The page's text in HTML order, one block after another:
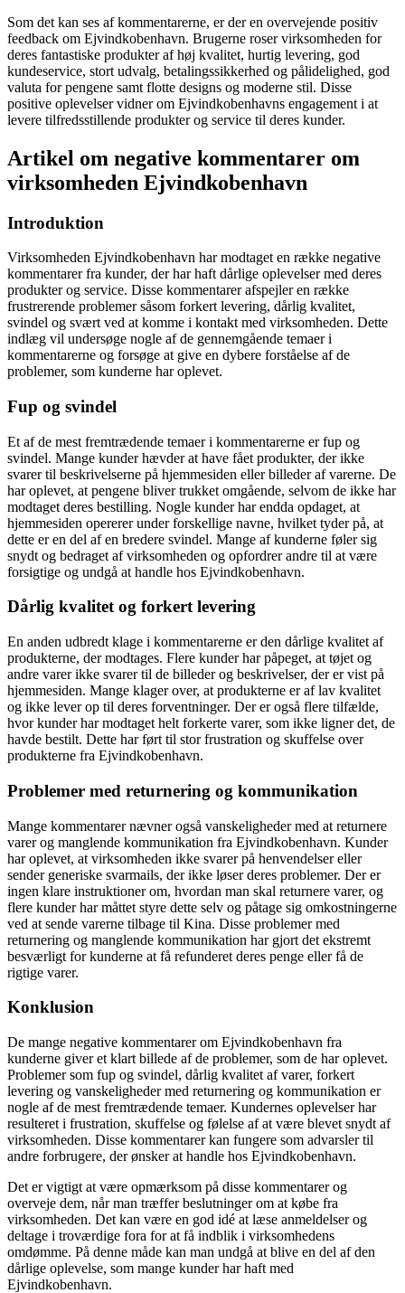
Som det kan ses af kommentarerne, er der en overvejende positiv
feedback om Ejvindkobenhavn. Brugerne roser virksomheden for
deres fantastiske produkter af høj kvalitet, hurtig levering, god
kundeservice, stort udvalg, betalingssikkerhed og pålidelighed, god
valuta for pengene samt flotte designs og moderne stil. Disse
positive oplevelser vidner om Ejvindkobenhavns engagement i at
levere tilfredsstillende produkter og service til deres kunder.
Artikel om negative kommentarer om
virksomheden Ejvindkobenhavn
Introduktion
Virksomheden Ejvindkobenhavn har modtaget en række negative
kommentarer fra kunder, der har haft dårlige oplevelser med deres
produkter og service. Disse kommentarer afspejler en række
frustrerende problemer såsom forkert levering, dårlig kvalitet,
svindel og svært ved at komme i kontakt med virksomheden. Dette
indlæg vil undersøge nogle af de gennemgående temaer i
kommentarerne og forsøge at give en dybere forståelse af de
problemer, som kunderne har oplevet.
Fup og svindel
Et af de mest fremtrædende temaer i kommentarerne er fup og
svindel. Mange kunder hævder at have fået produkter, der ikke
svarer til beskrivelserne på hjemmesiden eller billeder af varerne. De
har oplevet, at pengene bliver trukket omgående, selvom de ikke har
modtaget deres bestilling. Nogle kunder har endda opdaget, at
hjemmesiden opererer under forskellige navne, hvilket tyder på, at
dette er en del af en bredere svindel. Mange af kunderne føler sig
snydt og bedraget af virksomheden og opfordrer andre til at være
forsigtige og undgå at handle hos Ejvindkobenhavn.
Dårlig kvalitet og forkert levering
En anden udbredt klage i kommentarerne er den dårlige kvalitet af
produkterne, der modtages. Flere kunder har påpeget, at tøjet og
andre varer ikke svarer til de billeder og beskrivelser, der er vist på
hjemmesiden. Mange klager over, at produkterne er af lav kvalitet
og ikke lever op til deres forventninger. Der er også flere tilfælde,
hvor kunder har modtaget helt forkerte varer, som ikke ligner det, de
havde bestilt. Dette har ført til stor frustration og skuffelse over
produkterne fra Ejvindkobenhavn.
Problemer med returnering og kommunikation
Mange kommentarer nævner også vanskeligheder med at returnere
varer og manglende kommunikation fra Ejvindkobenhavn. Kunder
har oplevet, at virksomheden ikke svarer på henvendelser eller
sender generiske svarmails, der ikke løser deres problemer. Der er
ingen klare instruktioner om, hvordan man skal returnere varer, og
flere kunder har måttet styre dette selv og påtage sig omkostningerne
ved at sende varerne tilbage til Kina. Disse problemer med
returnering og manglende kommunikation har gjort det ekstremt
besværligt for kunderne at få refunderet deres penge eller få de
rigtige varer.
Konklusion
De mange negative kommentarer om Ejvindkobenhavn fra
kunderne giver et klart billede af de problemer, som de har oplevet.
Problemer som fup og svindel, dårlig kvalitet af varer, forkert
levering og vanskeligheder med returnering og kommunikation er
nogle af de mest fremtrædende temaer. Kundernes oplevelser har
resulteret i frustration, skuffelse og følelse af at være blevet snydt af
virksomheden. Disse kommentarer kan fungere som advarsler til
andre forbrugere, der ønsker at handle hos Ejvindkobenhavn.
Det er vigtigt at være opmærksom på disse kommentarer og
overveje dem, når man træffer beslutninger om at købe fra
virksomheden. Det kan være en god idé at læse anmeldelser og
deltage i troværdige fora for at få indblik i virksomhedens
omdømme. På denne måde kan man undgå at blive en del af den
dårlige oplevelse, som mange kunder har haft med
Ejvindkobenhavn.